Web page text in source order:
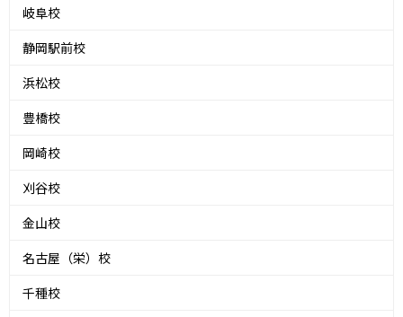
岐阜校
静岡駅前校
浜松校
豊橋校
岡崎校
刈谷校
金山校
名古屋（栄）校
千種校